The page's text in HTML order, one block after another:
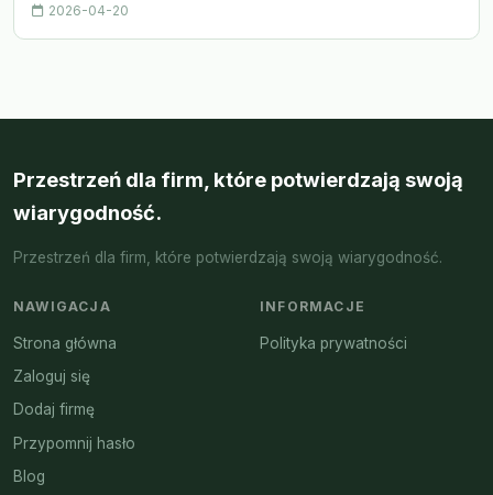
2026-04-20
Przestrzeń dla firm, które potwierdzają swoją
wiarygodność.
Przestrzeń dla firm, które potwierdzają swoją wiarygodność.
NAWIGACJA
Strona główna
Zaloguj się
Dodaj firmę
Przypomnij hasło
Blog
INFORMACJE
Polityka prywatności